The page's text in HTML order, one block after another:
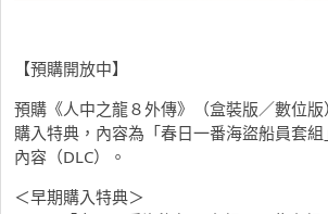
【預購開放中】
預購《人中之龍８外傳》（盒裝版／數位
購入特典，內容為「春日一番海盜船員套
內容（DLC）。
＜早期購入特典＞